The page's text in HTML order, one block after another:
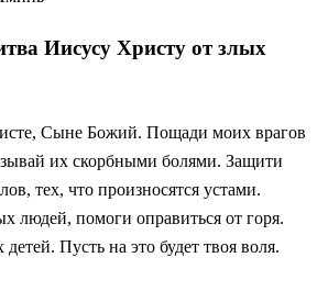
Иисусу Христу от злых
Сыне Божий. Пощади моих врагов
их скорбными болями. Защити
тех, что произносятся устами.
людей, помоги оправиться от горя.
Пусть на это будет твоя воля.